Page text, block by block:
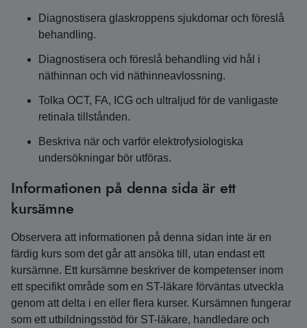
Diagnostisera glaskroppens sjukdomar och föreslå
behandling.
Diagnostisera och föreslå behandling vid hål i
näthinnan och vid näthinneavlossning.
Tolka OCT, FA, ICG och ultraljud för de vanligaste
retinala tillstånden.
Beskriva när och varför elektrofysiologiska
undersökningar bör utföras.
Informationen på denna sida är ett
kursämne
Observera att informationen på denna sidan inte är en
färdig kurs som det går att ansöka till, utan endast ett
kursämne. Ett kursämne beskriver de kompetenser inom
ett specifikt område som en ST-läkare förväntas utveckla
genom att delta i en eller flera kurser. Kursämnen fungerar
som ett utbildningsstöd för ST-läkare, handledare och